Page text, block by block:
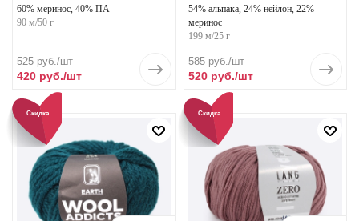
60% меринос, 40% ПА
90 м/50 г
420 руб./шт
525руб./шт
54% альпака, 24% нейлон, 22%
меринос
199 м/25 г
520руб./шт
585руб./шт
Скидка Скидка